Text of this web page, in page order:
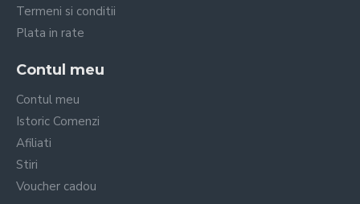
Termeni si conditii
Plata in rate
Contul meu
Contul meu
Istoric Comenzi
Afiliati
Stiri
Voucher cadou